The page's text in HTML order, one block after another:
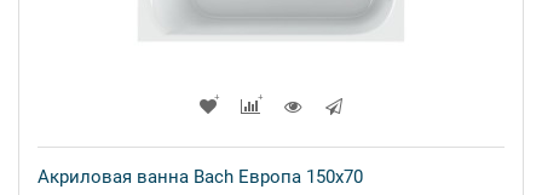
Акриловая ванна Bach Европа 150x70